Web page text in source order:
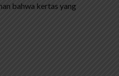
bahwa kertas yang